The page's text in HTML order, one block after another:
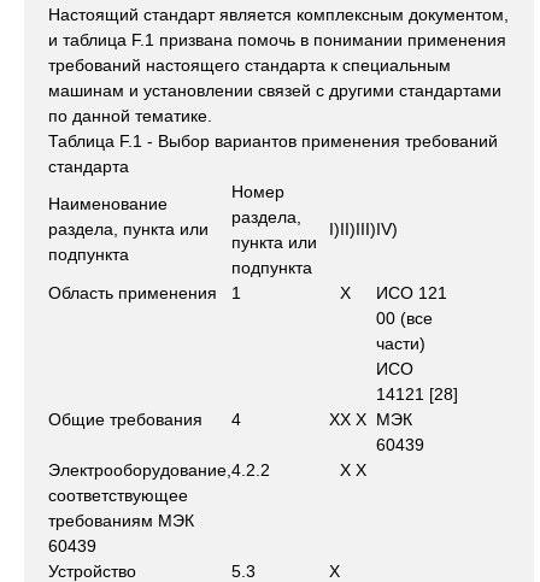
Настоящий стандарт является комплексным документом,
и таблица F.1 призвана помочь в понимании применения
требований настоящего стандарта к специальным
машинам и установлении связей с другими стандартами
по данной тематике.
Таблица F.1 - Выбор вариантов применения требований
стандарта
Наименование
раздела, пункта или
подпункта
Номер
раздела,
пункта или
подпункта
I)II)III)IV)
Область применения 1 X
ИСО 121
00 (все
части)
ИСО
14121 [28]
Общие требования
4 XX X МЭК
60439
Электрооборудование,
соответствующее
требованиям МЭК
60439
4.2.2 X X
Устройство
5.3 X